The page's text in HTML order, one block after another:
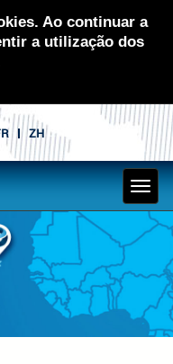
ZH
Ao continuar a
a utilização dos